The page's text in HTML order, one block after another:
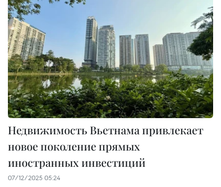
Недвижимость Вьетнама привлекает
новое поколение прямых
иностранных инвестиций
07/12/2025 05:24